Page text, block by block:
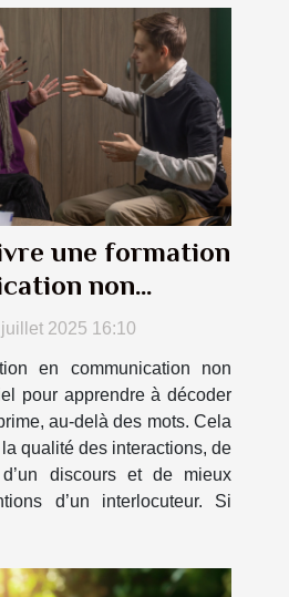
une formation
non
2025 16:10
en communication non
pour apprendre à décoder
au-delà des mots. Cela
la qualité des interactions, de
d’un discours et de mieux
d’un interlocuteur. Si